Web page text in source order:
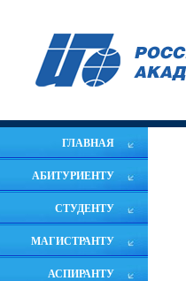
ГЛАВНАЯ
АБИТУРИЕНТУ
СТУДЕНТУ
МАГИСТРАНТУ
АСПИРАНТУ